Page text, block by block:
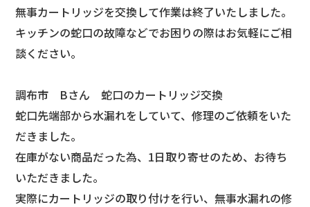
無事カートリッジを交換して作業は終了いたしました。
キッチンの蛇口の故障などでお困りの際はお気軽にご相
談ください。
調布市 Bさん 蛇口のカートリッジ交換
蛇口先端部から水漏れをしていて、修理のご依頼をいた
だきました。
在庫がない商品だった為、1日取り寄せのため、お待ち
いただきました。
実際にカートリッジの取り付けを行い、無事水漏れの修